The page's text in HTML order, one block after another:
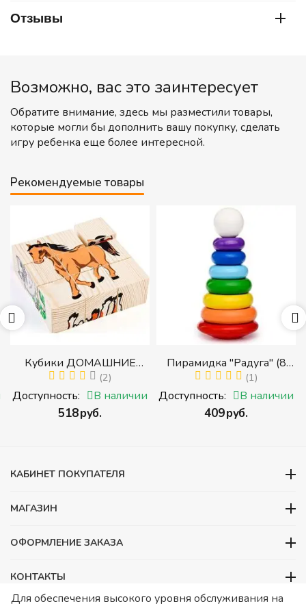
Отзывы
Возможно, вас это заинтересует
Обратите внимание, здесь мы разместили товары,
которые могли бы дополнить вашу покупку, сделать
игру ребенка еще более интересной.
Рекомендуемые товары
Кубики ДОМАШНИЕ
ЖИВОТНЫЕ (Томик)
(Набор кубиков
разрезных (складных))
(2)
Доступность: В наличии
‍518‍руб.
Пирамидка "Радуга" (8
деталей) (Пирамидка
среднего размера)
(1)
Доступность: В наличии
‍409‍руб.
КАБИНЕТ ПОКУПАТЕЛЯ
МАГАЗИН
ОФОРМЛЕНИЕ ЗАКАЗА
КОНТАКТЫ
Для обеспечения высокого уровня обслуживания на